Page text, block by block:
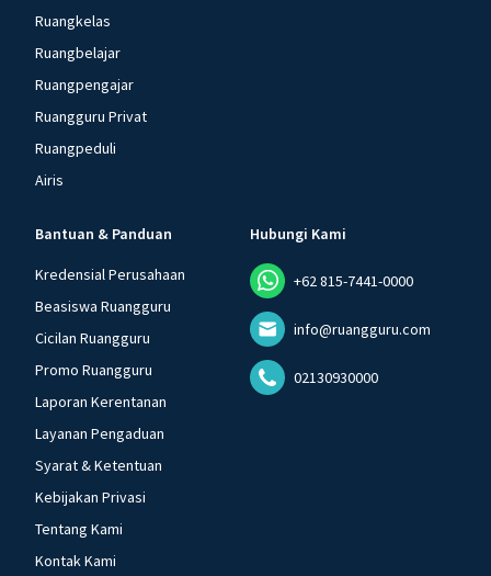
Ruangkelas
Ruangbelajar
Ruangpengajar
Ruangguru Privat
Ruangpeduli
Airis
Bantuan & Panduan
Kredensial Perusahaan
Beasiswa Ruangguru
Cicilan Ruangguru
Promo Ruangguru
Laporan Kerentanan
Layanan Pengaduan
Syarat & Ketentuan
Kebijakan Privasi
Tentang Kami
Kontak Kami
Hubungi Kami
+62 815-7441-0000
info@ruangguru.com
02130930000